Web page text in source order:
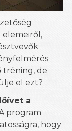
elemeiről,
tréning, de
el ezt?
a
program
hogy